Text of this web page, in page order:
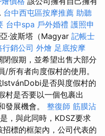
台中西屯區按摩推薦 助聽
台中spa 戶外婚禮 護照申
·波斯塔（Magyar 記帳士
行銷公司 外燴 足底按摩
假期，並希望出售大部分
所有者向度假村的使用。
是否與度假村的
村是否要以一個包裹出
發展機會。 整復師 筋膜沾
，與此同時，KDSZ要求
標的框架內，公司代表的